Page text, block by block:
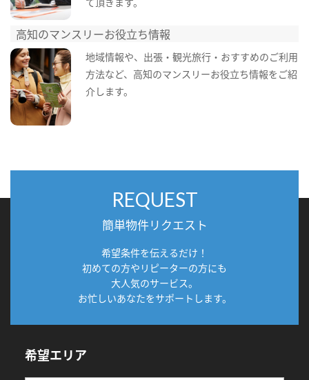
高知のマンスリーお役立ち情報
地域情報や、出張・観光旅行・おすすめのご利用
方法など、高知のマンスリーお役立ち情報をご紹
介します。
REQUEST
簡単物件リクエスト
希望条件を伝えるだけ！
初めての方やリピーターの方にも
大人気のサービス。
お忙しいあなたをサポートします。
希望エリア